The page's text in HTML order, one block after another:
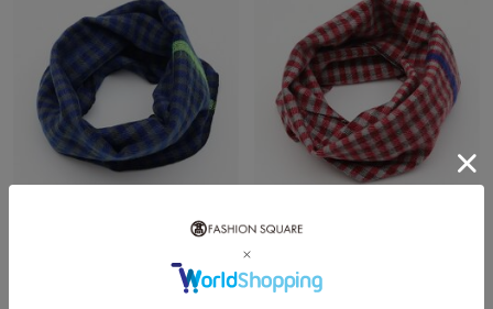
hint hint(ヒントヒント)
再入荷